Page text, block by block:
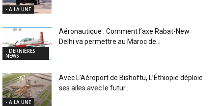
- A LA UNE
- DERNIÈRES
NEWS
Aéronautique : Comment l’axe Rabat-New
Delhi va permettre au Maroc de...
- A LA UNE
Avec L’Aéroport de Bishoftu, L’Éthiopie déploie
ses ailes avec le futur...